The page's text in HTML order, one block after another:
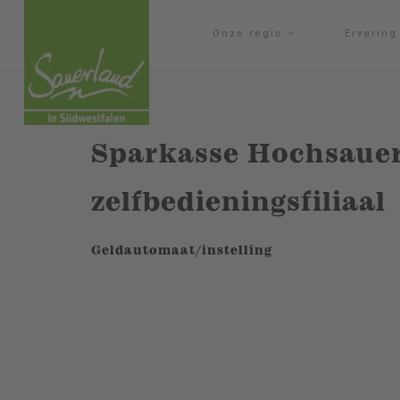
Onze regio
Sparkasse
zelfbedieningsfiliaal
Geldautomaat/instelling